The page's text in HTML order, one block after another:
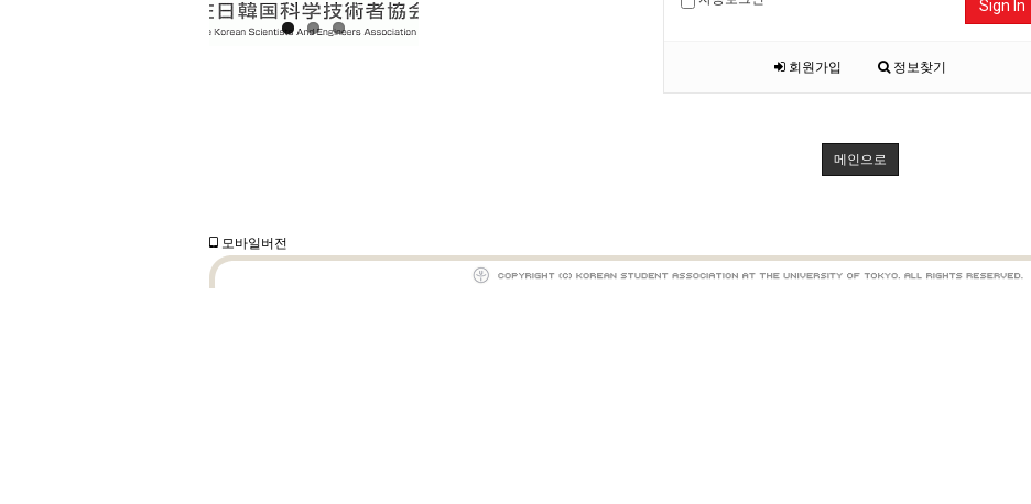
Sign In
회원가입 정보찾기
메인으로
모바일버전